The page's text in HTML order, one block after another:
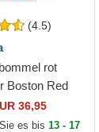
(4.5)
rot
Boston Red
von New Era
36,95
es bis13 - 17